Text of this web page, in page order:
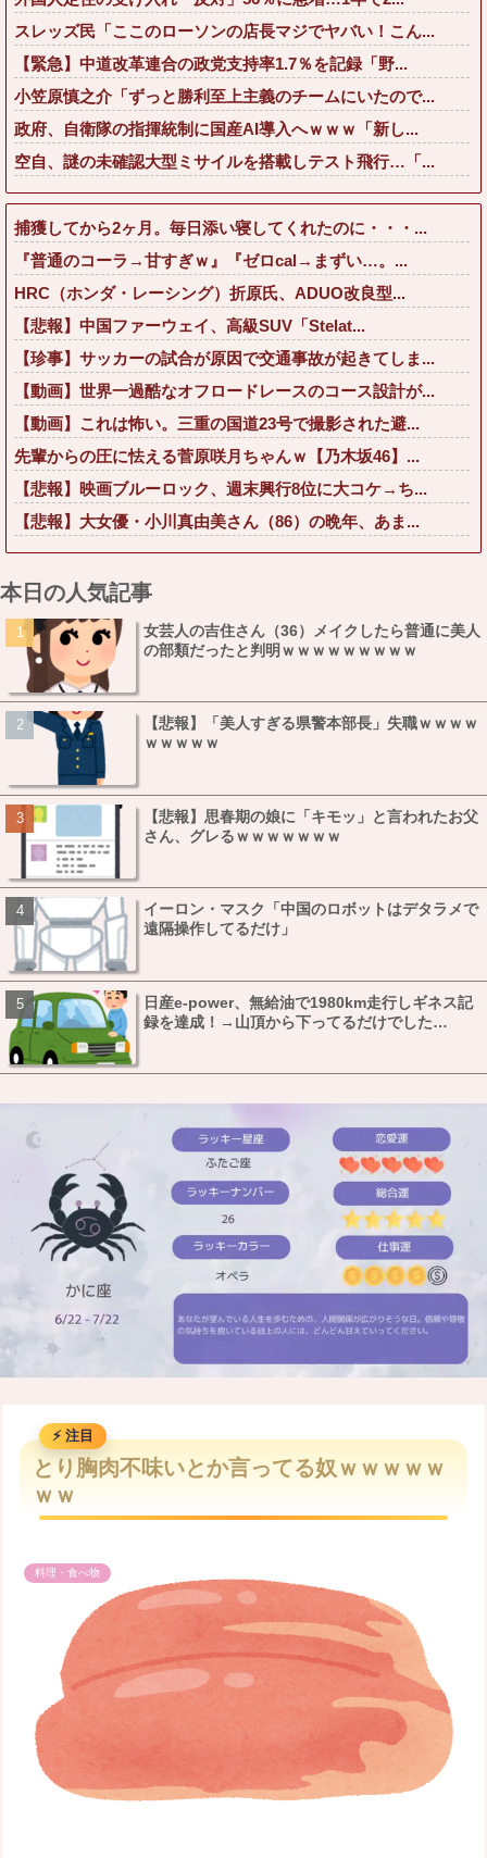
スレッズ民「ここのローソンの店長マジでヤバい！こん...
【緊急】中道改革連合の政党支持率1.7％を記録「野...
小笠原慎之介「ずっと勝利至上主義のチームにいたので...
政府、自衛隊の指揮統制に国産AI導入へｗｗｗ「新し...
空自、謎の未確認大型ミサイルを搭載しテスト飛行…「...
捕獲してから2ヶ月。毎日添い寝してくれたのに・・・...
『普通のコーラ→甘すぎｗ』『ゼロcal→まずい…。...
HRC（ホンダ・レーシング）折原氏、ADUO改良型...
【悲報】中国ファーウェイ、高級SUV「Stelat...
【珍事】サッカーの試合が原因で交通事故が起きてしま...
【動画】世界一過酷なオフロードレースのコース設計が...
【動画】これは怖い。三重の国道23号で撮影された避...
先輩からの圧に怯える菅原咲月ちゃんｗ【乃木坂46】...
【悲報】映画ブルーロック、週末興行8位に大コケ→ち...
【悲報】大女優・小川真由美さん（86）の晩年、あま...
本日の人気記事
女芸人の吉住さん（36）メイクしたら普通に美人
の部類だったと判明ｗｗｗｗｗｗｗｗｗ
【悲報】「美人すぎる県警本部長」失職ｗｗｗｗ
ｗｗｗｗｗ
【悲報】思春期の娘に「キモッ」と言われたお父
さん、グレるｗｗｗｗｗｗｗ
イーロン・マスク「中国のロボットはデタラメで
遠隔操作してるだけ」
日産e-power、無給油で1980km走行しギネス記
録を達成！→山頂から下ってるだけでした…
M
とり胸肉不味いとか言ってる奴ｗｗｗｗｗ
ｗｗ
料理・食べ物